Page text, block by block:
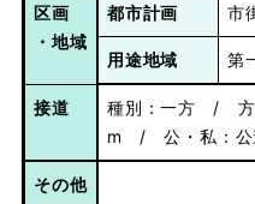
区画
・地域
都市計画 市
用途地域 第
接道
種別：一方 /
m / 公・私：
その他